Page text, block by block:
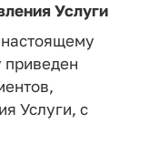
Услуги
приведен
Услуги, с